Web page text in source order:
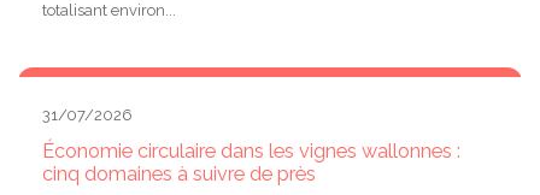
totalisant environ...
31/07/2026
Économie circulaire dans les vignes wallonnes :
cinq domaines à suivre de près